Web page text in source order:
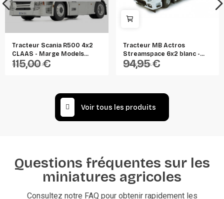
Tracteur Scania R500 4x2
CLAAS - Marge Models...
MARGE MODELS
115,00 €
Tracteur MB Actros
Streamspace 6x2 blanc -...
MARGE MODELS
94,95 €
Voir tous les produits
Questions fréquentes sur les
miniatures agricoles
Consultez notre FAQ pour obtenir rapidement les